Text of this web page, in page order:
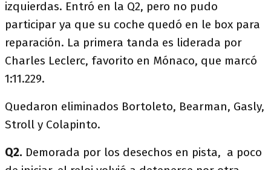
izquierdas. Entró en la Q2, pero no pudo
participar ya que su coche quedó en le box para
reparación. La primera tanda es liderada por
Charles Leclerc, favorito en Mónaco, que marcó
1:11.229.
Quedaron eliminados Bortoleto, Bearman, Gasly,
Stroll y Colapinto.
Q2. Demorada por los desechos en pista, a poco